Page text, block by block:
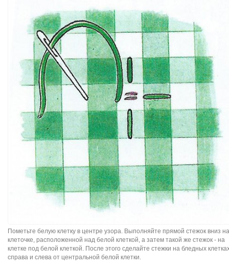
Пометьте белую клетку в центре узора. Выполняйте прямой стежок вниз на
клеточке, расположенной над белой клеткой, а затем такой же стежок - на
клетке под белой клеткой. После этого сделайте стежки на бледных
справа и слева от центральной белой клетки.